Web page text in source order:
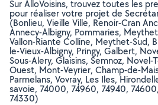
Sur AlloVoisins, trouvez toutes les
pour réaliser votre projet de
(Bonlieu, Vieille Ville, Renoir-Cran
Annecy-Albigny, Pommaries,
Vallon-Riante Colline, Meythet-Sud,
le-Vieux-Albigny, Pringy, Galbert,
Sous-Alery, Glaisins, Semnoz,
Ouest, Mont-Veyrier, Champ-de-
Parmelans, Vovray, Les Iles,
savoie, 74000, 74960, 74940,
74330)